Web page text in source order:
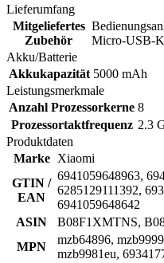
Lieferumfang
Mitgeliefertes
Zubehör
Micro-USB-
Akku/Batterie
Akkukapazität 5000 mAh
Leistungsmerkmale
Anzahl Prozessorkerne 8
Prozessortaktfrequenz 2.3
Produktdaten
Marke
Xiaomi
GTIN /
EAN
6941059648963,
6285129111392,
6941059648642
ASIN
B08F1XMTNS,
MPN
mzb64896,
mzb9981eu,